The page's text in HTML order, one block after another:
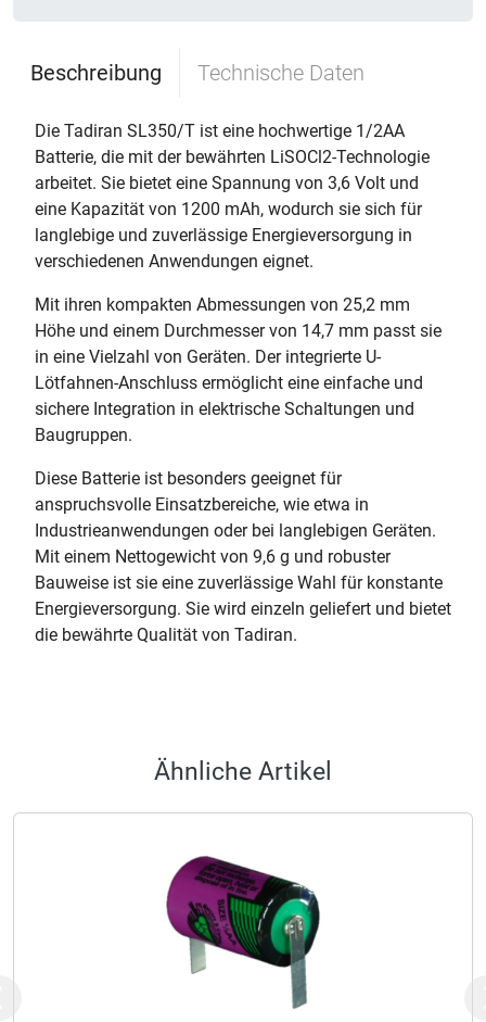
Beschreibung Technische Daten
Die Tadiran SL350/T ist eine hochwertige 1/2AA
Batterie, die mit der bewährten LiSOCl2-Technologie
arbeitet. Sie bietet eine Spannung von 3,6 Volt und
eine Kapazität von 1200 mAh, wodurch sie sich für
langlebige und zuverlässige Energieversorgung in
verschiedenen Anwendungen eignet.
Mit ihren kompakten Abmessungen von 25,2 mm
Höhe und einem Durchmesser von 14,7 mm passt sie
in eine Vielzahl von Geräten. Der integrierte U-
Lötfahnen-Anschluss ermöglicht eine einfache und
sichere Integration in elektrische Schaltungen und
Baugruppen.
Diese Batterie ist besonders geeignet für
anspruchsvolle Einsatzbereiche, wie etwa in
Industrieanwendungen oder bei langlebigen Geräten.
Mit einem Nettogewicht von 9,6 g und robuster
Bauweise ist sie eine zuverlässige Wahl für konstante
Energieversorgung. Sie wird einzeln geliefert und bietet
die bewährte Qualität von Tadiran.
Ähnliche Artikel